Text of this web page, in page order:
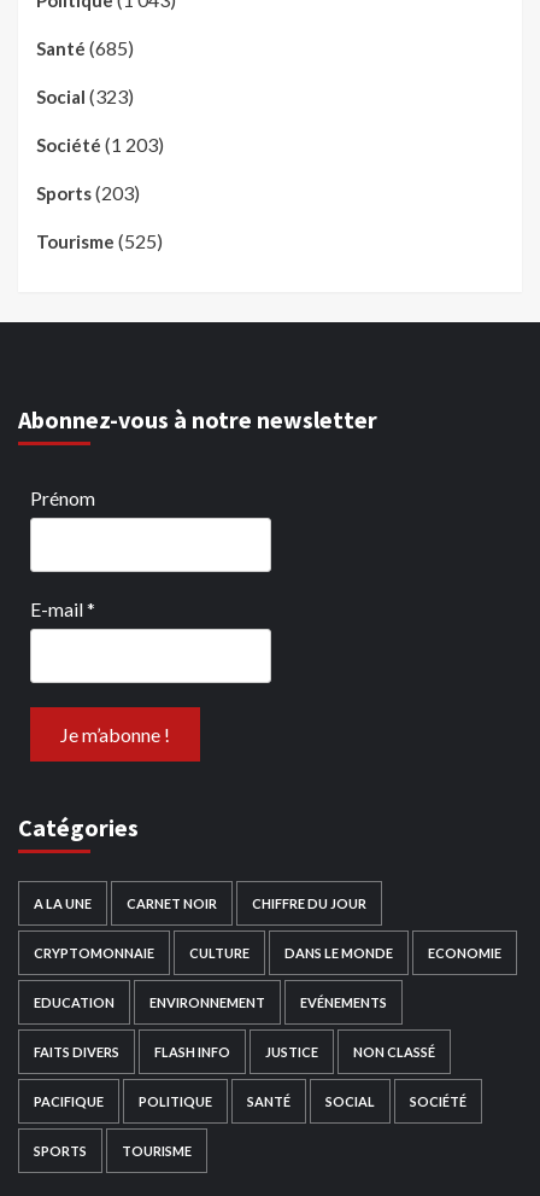
Santé (685)
Social (323)
Société (1 203)
Sports(203)
Tourisme (525)
Abonnez-vous à notre newsletter
Prénom
E-mail*
Catégories
A LA UNE CARNET NOIR CHIFFRE DU JOUR
CRYPTOMONNAIE CULTURE DANS LE MONDE ECONOMIE
EDUCATION ENVIRONNEMENT EVÉNEMENTS
FAITS DIVERS FLASH INFO JUSTICE NON CLASSÉ
PACIFIQUE POLITIQUE SANTÉ SOCIAL SOCIÉTÉ
SPORTS TOURISME